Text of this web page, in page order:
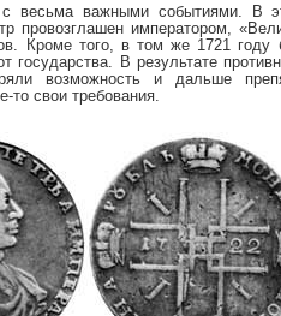
с весьма важными событиями. В
провозглашен императором,
Кроме того, в том же 1721
государства. В результате
возможность и дальше
то свои требования.